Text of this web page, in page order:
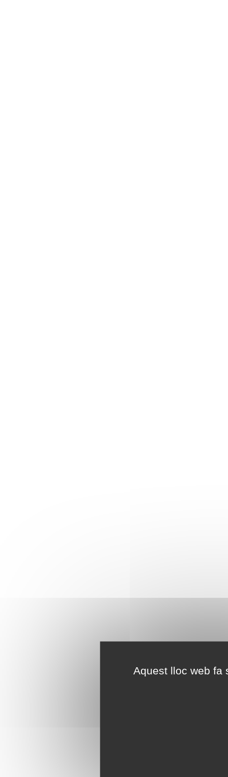
Aquest lloc web fa